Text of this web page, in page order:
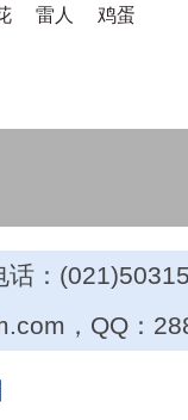
雷人 鸡蛋
：
，QQ：